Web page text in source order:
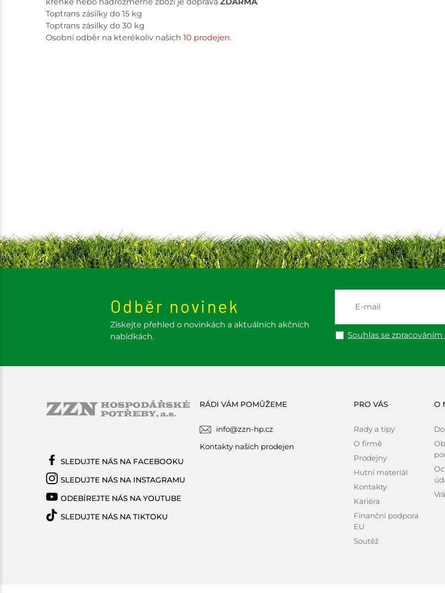
Toptrans zásilky do 15 kg
Toptrans zásilky do 30 kg
Osobní odběr na kterékoliv našich 10 prodejen.
Odběr novinek
Získejte přehled o novinkách a aktuálních akčních
nabídkách.
Souhlas se
RÁDI VÁM POMŮŽEME
info@zzn-hp.cz
Kontakty našich prodejen
PRO VÁS
Rady a tipy
O firmě
Prodejny
Hutní materiál
Kontakty
Kariéra
Finanční podpora
EU
Soutěž
O
SLEDUJTE NÁS NA FACEBOOKU
SLEDUJTE NÁS NA INSTAGRAMU
ODEBÍREJTE NÁS NA YOUTUBE
SLEDUJTE NÁS NA TIKTOKU